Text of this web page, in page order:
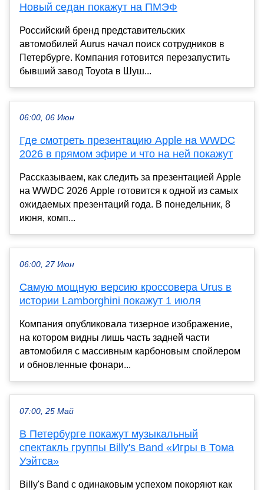
Новый седан покажут на ПМЭФ
Российский бренд представительских
автомобилей Aurus начал поиск сотрудников в
Петербурге. Компания готовится перезапустить
бывший завод Toyota в Шуш...
06:00, 06 Июн
Где смотреть презентацию Apple на WWDC
2026 в прямом эфире и что на ней покажут
Рассказываем, как следить за презентацией Apple
на WWDC 2026 Apple готовится к одной из самых
ожидаемых презентаций года. В понедельник, 8
июня, комп...
06:00, 27 Июн
Самую мощную версию кроссовера Urus в
истории Lamborghini покажут 1 июля
Компания опубликовала тизерное изображение,
на котором видны лишь часть задней части
автомобиля с массивным карбоновым спойлером
и обновленные фонари...
07:00, 25 Май
В Петербурге покажут музыкальный
спектакль группы Billy's Band «Игры в Тома
Уэйтса»
Billy's Band с одинаковым успехом покоряют как